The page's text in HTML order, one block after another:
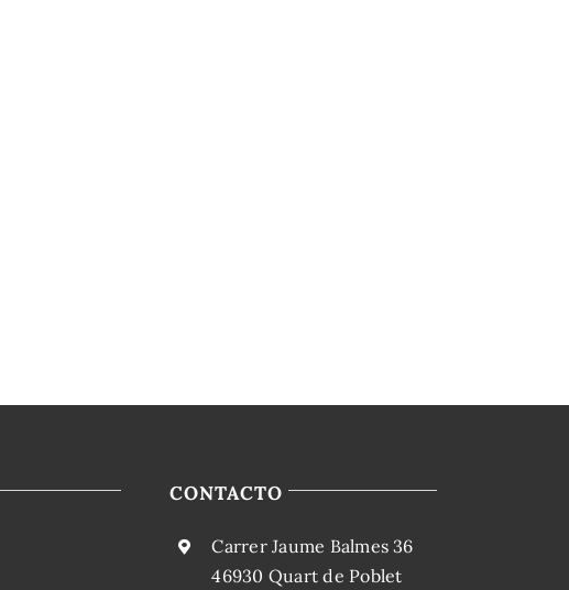
CONTACTO
Carrer Jaume Balmes 36
46930 Quart de Poblet